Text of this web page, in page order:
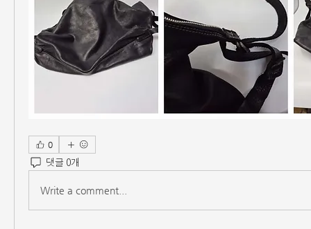
0
댓글 0개
Write a comment...